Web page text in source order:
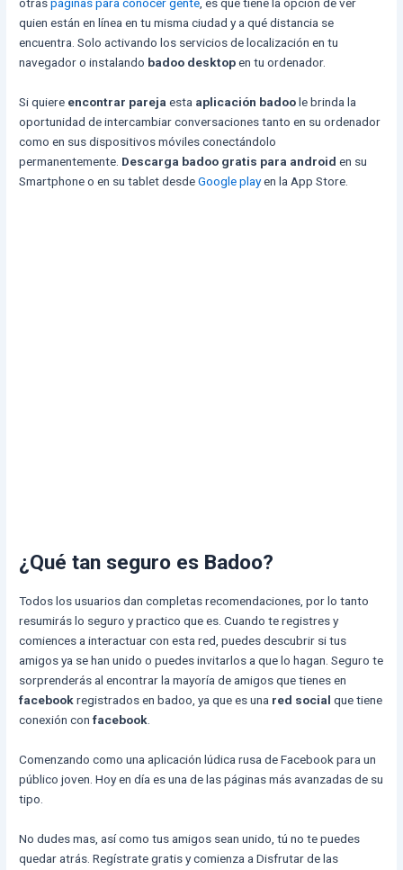
quien están en línea en tu misma ciudad y a qué distancia se
encuentra. Solo activando los servicios de localización en tu
navegador o instalando badoo desktopen tu ordenador.
Si quiere encontrar pareja esta aplicación badoole brinda la
oportunidad de intercambiar conversaciones tanto en su ordenador
como en sus dispositivos móviles conectándolo
permanentemente. Descarga badoo gratis para android en su
Smartphone o en su tablet desdeGoogle playen la App Store.
¿Qué tan seguro es Badoo?
Todos los usuarios dan completas recomendaciones, por lo tanto
resumirás lo seguro y practico que es. Cuando te registres y
comiences a interactuar con esta red, puedes descubrir si tus
amigos ya se han unido o puedes invitarlos a que lo hagan. Seguro te
sorprenderás al encontrar la mayoría de amigos que tienes en
facebookregistrados en badoo, ya que es una red social que tiene
conexión confacebook.
Comenzando como una aplicación lúdica rusa de Facebook para un
público joven. Hoy en día es una de las páginas más avanzadas de su
tipo.
No dudes mas, así como tus amigos sean unido, tú no te puedes
quedar atrás. Regístrate gratis y comienza a Disfrutar de las